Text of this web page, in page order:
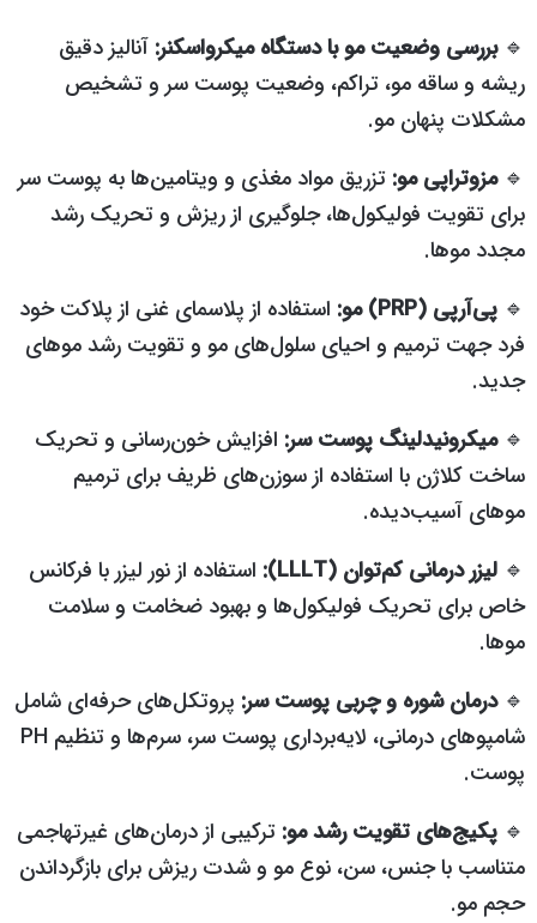
🔹بررسی وضعیت مو با دستگاه میکرواسکنر: آنالیز دقیق
ریشه و ساقه مو، تراکم، وضعیت پوست سر و تشخیص
مشکلات پنهان مو.
🔹مزوتراپی مو: تزریق مواد مغذی و ویتامین‌ها به پوست سر
برای تقویت فولیکول‌ها، جلوگیری از ریزش و تحریک رشد
مجدد موها.
🔹 پی‌آرپی (PRP) مو:
استفاده از پلاسمای غنی از پلاکت خود
فرد جهت ترمیم و احیای سلول‌های مو و تقویت رشد موهای
جدید.
🔹میکرونیدلینگ پوست سر: افزایش خون‌رسانی و تحریک
ساخت کلاژن با استفاده از سوزن‌های ظریف برای ترمیم
موهای آسیب‌دیده.
🔹 لیزر درمانی کم‌توان (LLLT):
استفاده از نور لیزر با فرکانس
خاص برای تحریک فولیکول‌ها و بهبود ضخامت و سلامت
موها.
🔹درمان شوره و چربی پوست سر: پروتکل‌های حرفه‌ای شامل
شامپوهای درمانی، لایه‌برداری پوست سر، سرم‌ها و تنظیم PH
پوست.
🔹 پکیج‌های تقویت رشد مو: ترکیبی از درمان‌های غیرتهاجمی
متناسب با جنس، سن، نوع مو و شدت ریزش برای بازگرداندن
حجم مو.